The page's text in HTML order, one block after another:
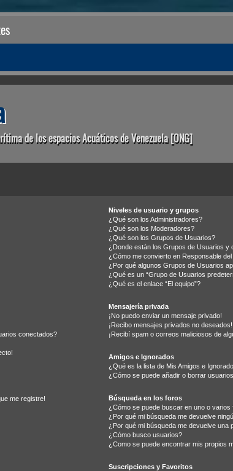
de los espacios Acuáticos de Venezuela [ONG]
conectados?
me registre!
Niveles de usuario y grupos
¿Qué son los Administradores?
¿Qué son los Moderadores?
¿Qué son los Grupos de Usuarios?
¿Donde están los Grupos de Usuarios y
¿Cómo me convierto en Responsable
¿Por qué algunos Grupos de Usuarios
¿Qué es un “Grupo de Usuarios
¿Qué es el enlace “El equipo”?
Mensajería privada
¡No puedo enviar un mensaje privado!
¡Recibo mensajes privados no deseados!
¡Recibí spam o correos maliciosos de
Amigos e Ignorados
¿Qué es la lista de Mis Amigos e
¿Cómo se puede añadir o borrar
Búsqueda en los foros
¿Cómo se puede buscar en uno o varios
¿Por qué mi búsqueda me devuelve
¿Por qué mi búsqueda me devuelve una
¿Cómo busco usuarios?
¿Como se puede encontrar mis propios
Suscripciones y Favoritos